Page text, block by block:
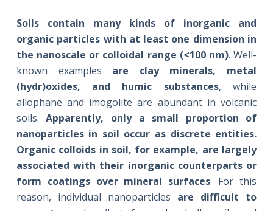
Soils contain many kinds of inorganic and
organic particles with at least one dimension in
the nanoscale or colloidal range (<100 nm). Well-
known examples are clay minerals, metal
(hydr)oxides, and humic substances, while
allophane and imogolite are abundant in volcanic
soils.Apparently, only a small proportion of
nanoparticles in soil occur as discrete entities.
Organic colloids in soil, for example, are largely
associated with their inorganic counterparts or
form coatings over mineral surfaces. For this
reason, individual nanoparticles are difficult to